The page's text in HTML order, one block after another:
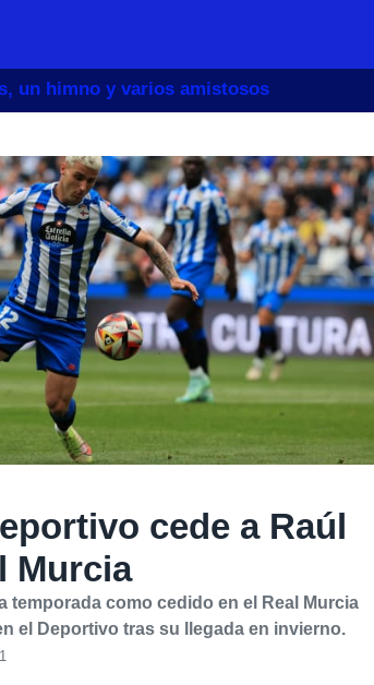
un himno y varios amistosos
cede a Raúl
Murcia
temporada como cedido en el Real Murcia
el Deportivo tras su llegada en invierno.